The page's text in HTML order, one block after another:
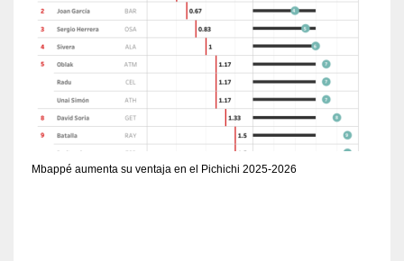
Mbappé aumenta su ventaja en el Pichichi 2025-2026